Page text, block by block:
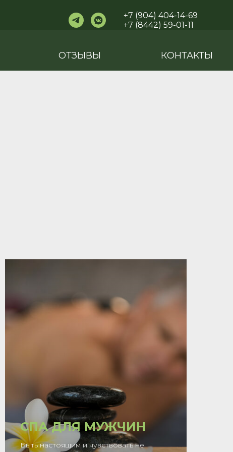
+7 (904) 404-14-69
+7 (8442) 59-01-11
ОТЗЫВЫ КОНТАКТЫ
СПА ДЛЯ МУЖЧИН
Быть настоящим и чувствовать не